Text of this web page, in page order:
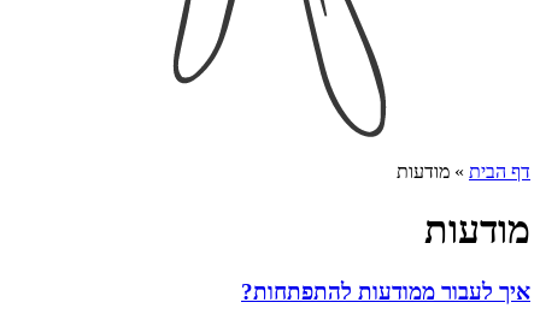
דף הבית » מודעות
מודעות
איך לעבור ממודעות להתפתחות?